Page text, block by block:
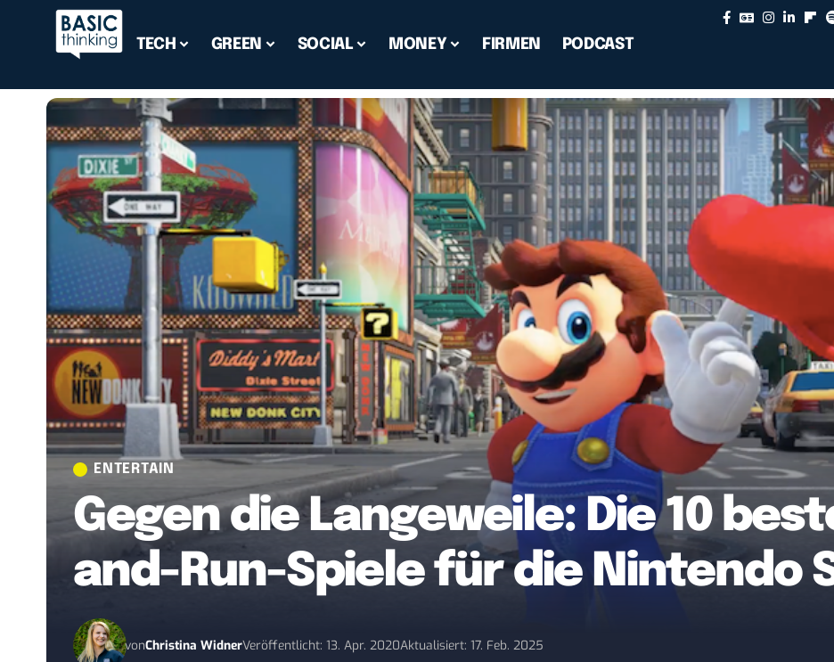
TECH GREEN SOCIAL MONEY FIRMEN PODCAST
ENTERTAIN
Gegen die Langeweile: Die 10
and-Run-Spiele für die Nintendo
vonChristina WidnerVeröffentlicht: 13. Apr. 2020Aktualisiert: 17. Feb. 2025